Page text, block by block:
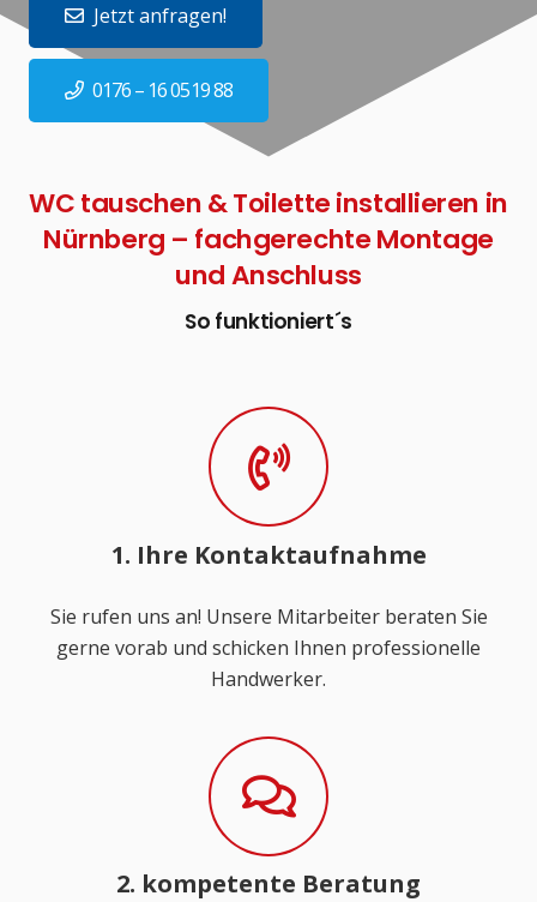
Jetzt anfragen!
0176 – 16 0519 88
WC tauschen & Toilette installieren in
Nürnberg – fachgerechte Montage
und Anschluss
So funktioniert´s
1. Ihre Kontaktaufnahme
Sie rufen uns an! Unsere Mitarbeiter beraten Sie
gerne vorab und schicken Ihnen professionelle
Handwerker.
2. kompetente Beratung